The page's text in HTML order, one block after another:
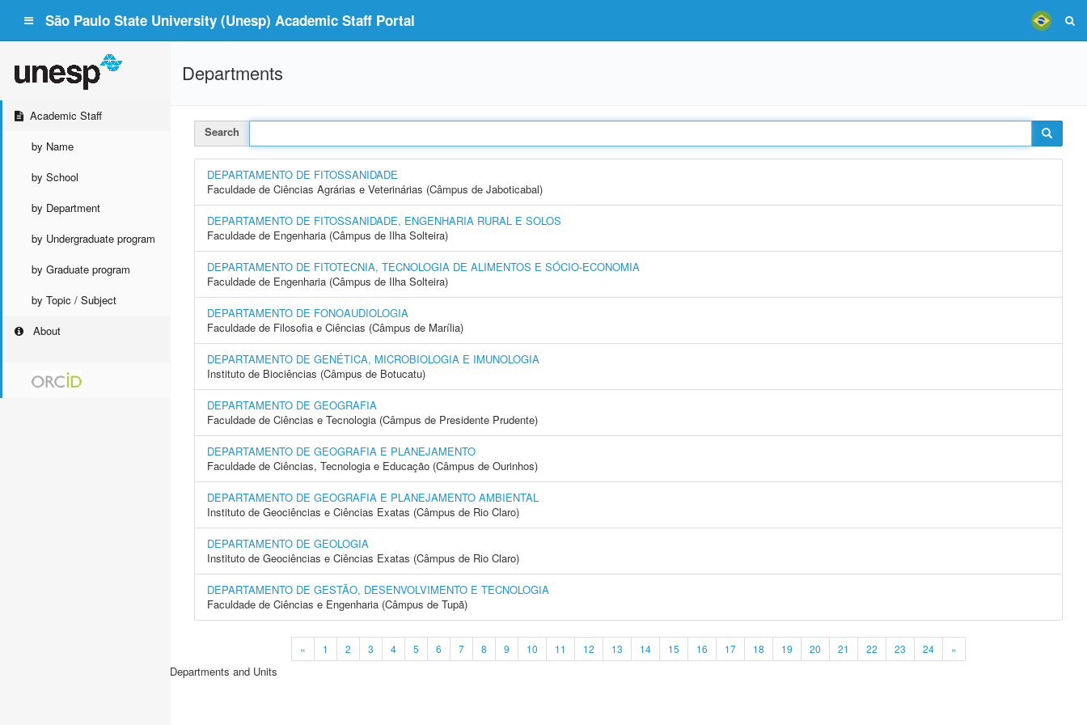
São Paulo State University (Unesp) Academic Staff Portal
Academic Staff
by Name
by School
by Department
by Undergraduate program
by Graduate program
by Topic / Subject
About
Departments
Search
DEPARTAMENTO DE FITOSSANIDADE
Faculdade de Ciências Agrárias e Veterinárias (Câmpus de Jaboticabal)
DEPARTAMENTO DE FITOSSANIDADE, ENGENHARIA RURAL E SOLOS
Faculdade de Engenharia (Câmpus de Ilha Solteira)
DEPARTAMENTO DE FITOTECNIA, TECNOLOGIA DE ALIMENTOS E SÓCIO-ECONOMIA
Faculdade de Engenharia (Câmpus de Ilha Solteira)
DEPARTAMENTO DE FONOAUDIOLOGIA
Faculdade de Filosofia e Ciências (Câmpus de Marília)
DEPARTAMENTO DE GENÉTICA, MICROBIOLOGIA E IMUNOLOGIA
Instituto de Biociências (Câmpus de Botucatu)
DEPARTAMENTO DE GEOGRAFIA
Faculdade de Ciências e Tecnologia (Câmpus de Presidente Prudente)
DEPARTAMENTO DE GEOGRAFIA E PLANEJAMENTO
Faculdade de Ciências, Tecnologia e Educação (Câmpus de Ourinhos)
DEPARTAMENTO DE GEOGRAFIA E PLANEJAMENTO AMBIENTAL
Instituto de Geociências e Ciências Exatas (Câmpus de Rio Claro)
DEPARTAMENTO DE GEOLOGIA
Instituto de Geociências e Ciências Exatas (Câmpus de Rio Claro)
DEPARTAMENTO DE GESTÃO, DESENVOLVIMENTO E TECNOLOGIA
Faculdade de Ciências e Engenharia (Câmpus de Tupã)
« 1 2 3 4 5 6 7 8 9 10 11 12 13 14 15 16 17 18 19 20 21 22 23 24 »
Departments and Units